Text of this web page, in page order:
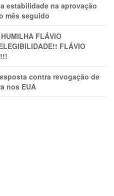
estabilidade na aprovação
mês seguido
FLÁVIO
FLÁVIO
contra revogação de
nos EUA